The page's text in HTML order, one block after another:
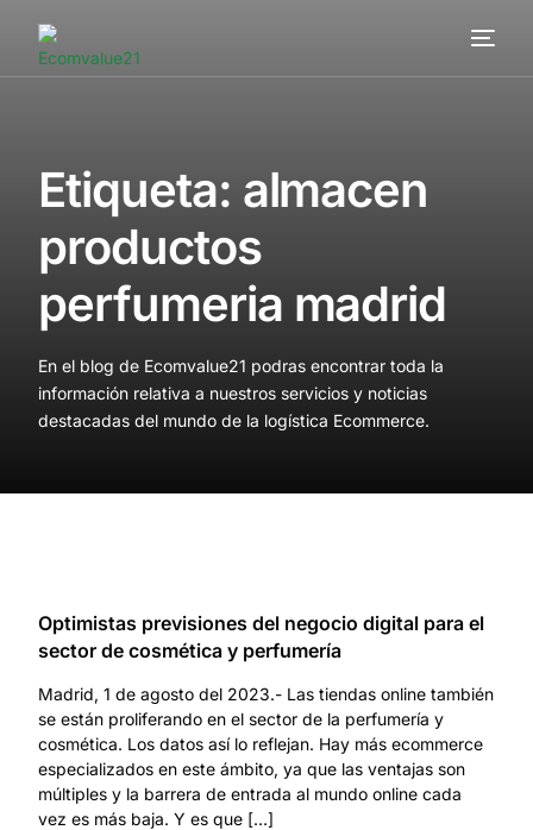
Etiqueta: almacen
productos
perfumeria madrid
En el blog de Ecomvalue21 podras encontrar toda la
información relativa a nuestros servicios y noticias
destacadas del mundo de la logística Ecommerce.
Optimistas previsiones del negocio digital para el
sector de cosmética y perfumería
Madrid, 1 de agosto del 2023.- Las tiendas online también
se están proliferando en el sector de la perfumería y
cosmética. Los datos así lo reflejan. Hay más ecommerce
especializados en este ámbito, ya que las ventajas son
múltiples y la barrera de entrada al mundo online cada
vez es más baja. Y es que […]
Valor añadido
Clientes
Blog
Contacta